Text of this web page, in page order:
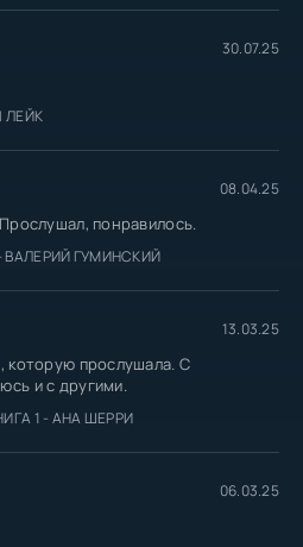
30.07.25
ЛЕЙК
08.04.25
понравилось.
ГУМИНСКИЙ
13.03.25
которую прослушала. С
и с другими.
1 - АНА ШЕРРИ
06.03.25